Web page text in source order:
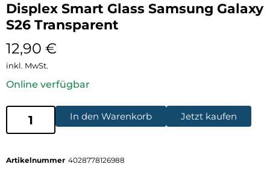
Displex Smart Glass Samsung Galaxy
S26 Transparent
12,90 €
inkl. MwSt.
Online verfügbar
In den Warenkorb Jetzt kaufen
Artikelnummer 4028778126988